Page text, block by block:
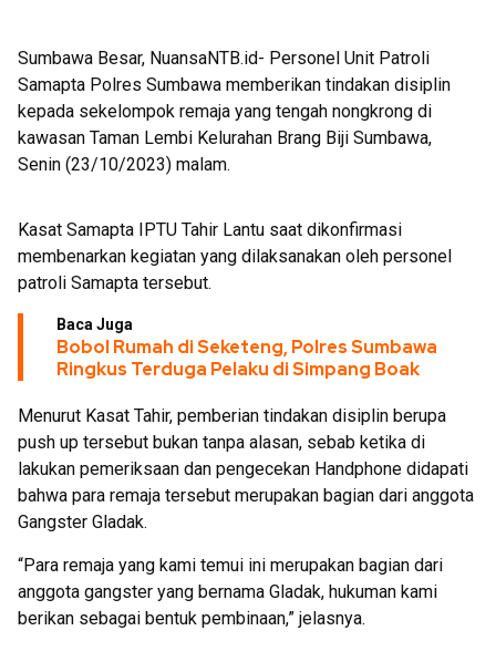
Sumbawa Besar, NuansaNTB.id- Personel Unit Patroli
Samapta Polres Sumbawa memberikan tindakan disiplin
kepada sekelompok remaja yang tengah nongkrong di
kawasan Taman Lembi Kelurahan Brang Biji Sumbawa,
Senin (23/10/2023) malam.
Kasat Samapta IPTU Tahir Lantu saat dikonfirmasi
membenarkan kegiatan yang dilaksanakan oleh personel
patroli Samapta tersebut.
Baca Juga
Bobol Rumah di Seketeng, Polres Sumbawa
Ringkus Terduga Pelaku di Simpang Boak
Menurut Kasat Tahir, pemberian tindakan disiplin berupa
push up tersebut bukan tanpa alasan, sebab ketika di
lakukan pemeriksaan dan pengecekan Handphone didapati
bahwa para remaja tersebut merupakan bagian dari anggota
Gangster Gladak.
“Para remaja yang kami temui ini merupakan bagian dari
anggota gangster yang bernama Gladak, hukuman kami
berikan sebagai bentuk pembinaan,” jelasnya.